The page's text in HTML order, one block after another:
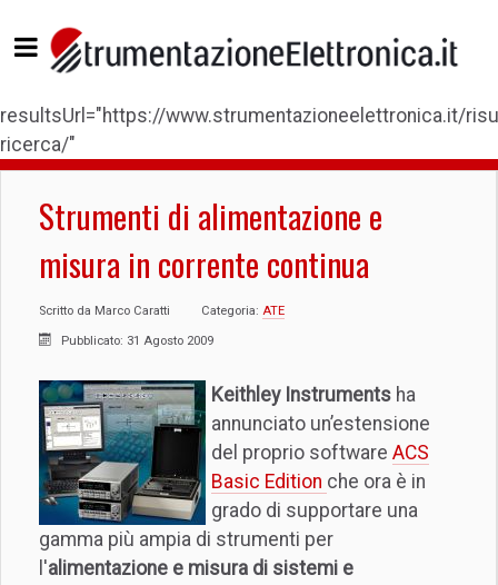
resultsUrl="https://www.strumentazioneelettronica.it/
ricerca/"
Strumenti di alimentazione e
misura in corrente continua
Scritto da Marco Caratti Categoria: ATE
Pubblicato: 31 Agosto 2009
Keithley Instruments ha
annunciato un’estensione
del proprio software ACS
Basic Edition che ora è in
grado di supportare una
gamma più ampia di strumenti per
l'alimentazione e misura di sistemi e